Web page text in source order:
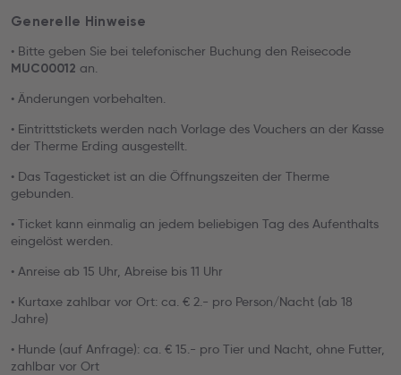
Generelle Hinweise
• Bitte geben Sie bei telefonischer Buchung den Reisecode
MUC00012 an.
• Änderungen vorbehalten.
• Eintrittstickets werden nach Vorlage des Vouchers an der Kasse
der Therme Erding ausgestellt.
• Das Tagesticket ist an die Öffnungszeiten der Therme
gebunden.
• Ticket kann einmalig an jedem beliebigen Tag des Aufenthalts
eingelöst werden.
• Anreise ab 15 Uhr, Abreise bis 11 Uhr
• Kurtaxe zahlbar vor Ort: ca. € 2.- pro Person/Nacht (ab 18
Jahre)
• Hunde (auf Anfrage): ca. € 15.- pro Tier und Nacht, ohne Futter,
zahlbar vor Ort